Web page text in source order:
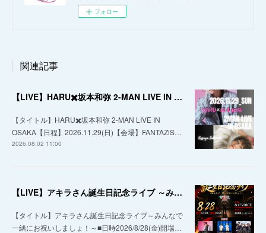
フォロー
関連記事
【LIVE】HARU✖️坂本和弥 2-MAN LIVE IN OSAKA
【タイトル】HARU✖️坂本和弥 2-MAN LIVE IN
OSAKA【日程】2026.11.29(日)【会場】FANTAZiS…
2026.08.02 11:00
【LIVE】アキラさん誕生日記念ライブ ～みんなで一緒にお祝いしましょ！～
【タイトル】アキラさん誕生日記念ライブ～みんなで
一緒にお祝いしましょ！～■日時2026/8/28(金)開場…